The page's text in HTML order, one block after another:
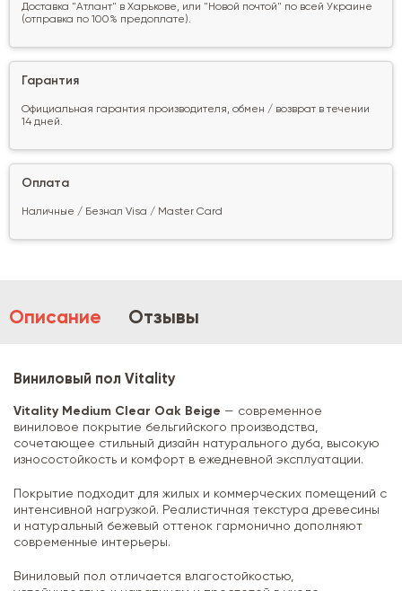
Доставка "Атлант" в Харькове, или "Новой почтой" по всей Украине
(отправка по 100% предоплате).
Гарантия
Официальная гарантия производителя, обмен / возврат в течении
14 дней.
Оплата
Наличные / Безнал Visa / Master Card
Описание Отзывы
Виниловый пол Vitality
Vitality Medium Clear Oak Beige — современное
виниловое покрытие бельгийского производства,
сочетающее стильный дизайн натурального дуба, высокую
износостойкость и комфорт в ежедневной эксплуатации.
Покрытие подходит для жилых и коммерческих помещений с
интенсивной нагрузкой. Реалистичная текстура древесины
и натуральный бежевый оттенок гармонично дополняют
современные интерьеры.
Виниловый пол отличается влагостойкостью,